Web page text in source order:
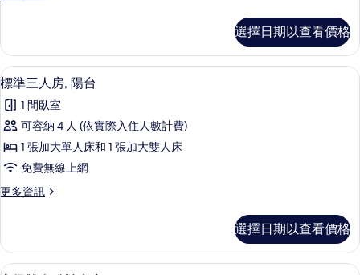
有
相
片
客
房,
海
的
詳
選擇日期以查看價格
顯
示
標
準
三
房,
台
的
高級寢具、記憶床墊、迷你吧、客房
8
標準三人房, 陽台
1 間臥室
可容納 4 人 (依實際入住人數計費)
1 張加大單人床和 1 張加大雙人床
免費無線上網
更多資訊
更
三
人
選擇日期以查看價格
高級寢具、記憶床墊、迷你吧、客房